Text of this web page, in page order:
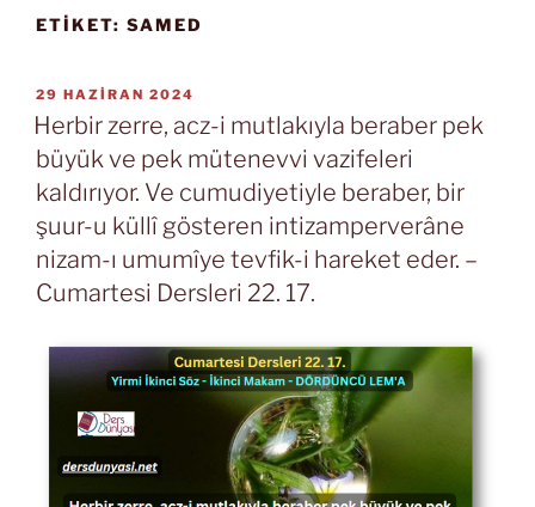
ETIKET: SAMED
YAYIM
TARIHI
29 HAZIRAN 2024
Herbir zerre, acz-i mutlakıyla beraber pek
büyük ve pek mütenevvi vazifeleri
kaldırıyor. Ve cumudiyetiyle beraber, bir
şuur-u küllî gösteren intizamperverâne
nizam-ı umumîye tevfik-i hareket eder. –
Cumartesi Dersleri 22. 17.